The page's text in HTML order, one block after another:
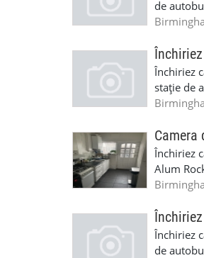
de
Închiriez
stație de
de
Închiriez
Alum
prețul
Închiriez
de